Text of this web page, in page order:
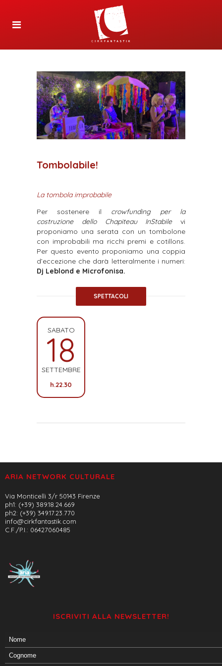
Tombolabile!
La tombola improbabile
Per sostenere il crowfunding per la
costruzione dello Chapiteau InStabile vi
proponiamo una serata con un tombolone
con improbabili ma ricchi premi e cotillons.
Per questo evento proponiamo una coppia
d’eccezione che darà letteralmente i numeri:
Dj Leblond e Microfonisa.
SPETTACOLI
SABATO
18
SETTEMBRE
h.22.30
ARIA NETWORK CULTURALE
Via Monticelli 3/r 50143 Firenze
ph1: (+39) 389.18.24.669
ph2: (+39) 349.17.23.770
info@cirkfantastik.com
C.F./P.I.: 06427060485
ISCRIVITI ALLA NEWSLETTER!